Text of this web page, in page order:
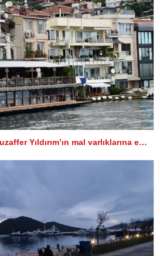
Bebek Otel’in sahibi Muzaffer Yıldırım’ın mal varlıklarına el konuldu